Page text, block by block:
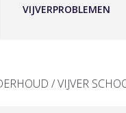
VIJVERPROBLEMEN
/ VIJVER